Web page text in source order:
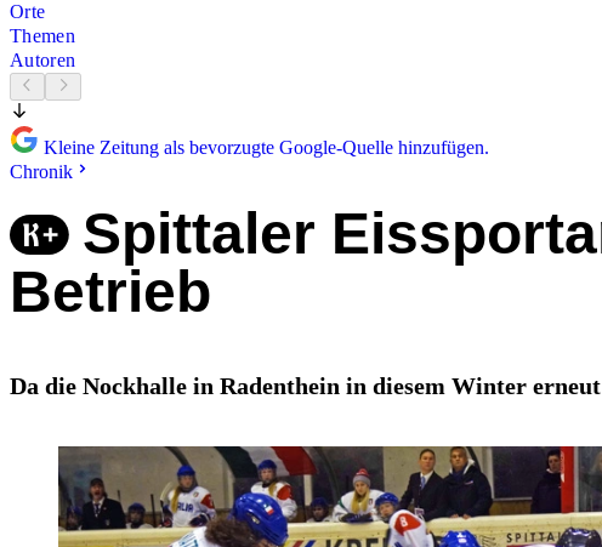
Orte
Themen
Autoren
Kleine Zeitung als bevorzugte Google-Quelle hinzufügen.
Chronik
Spittaler
Betrieb
Da die Nockhalle in Radenthein in diesem Winter